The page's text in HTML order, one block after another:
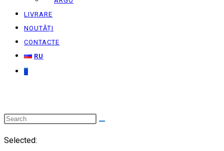
LIVRARE
NOUTĂȚI
CONTACTE
RU
0
Selected: